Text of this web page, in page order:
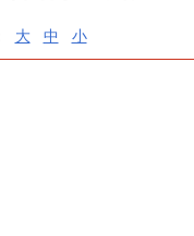
大 中 小